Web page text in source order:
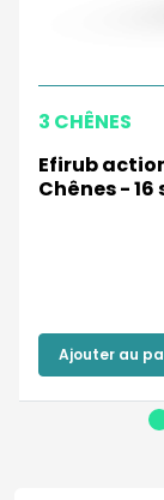
3 CHÊNES
Efirub
Chênes -
Ajouter au